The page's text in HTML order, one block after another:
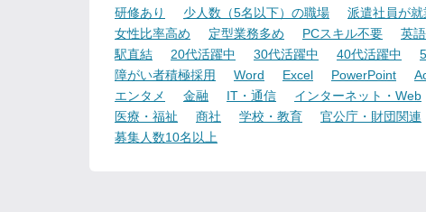
研修あり
少人数（5名以下）の職場 派遣社員が就
女性比率高め
定型業務多め PCスキル不要 英
駅直結
20代活躍中 30代活躍中 40代活躍中
障がい者積極採用
Word Excel PowerPoint
エンタメ
金融 IT・通信 インターネット・Web
医療・福祉
商社 学校・教育 官公庁・財団関連
募集人数10名以上